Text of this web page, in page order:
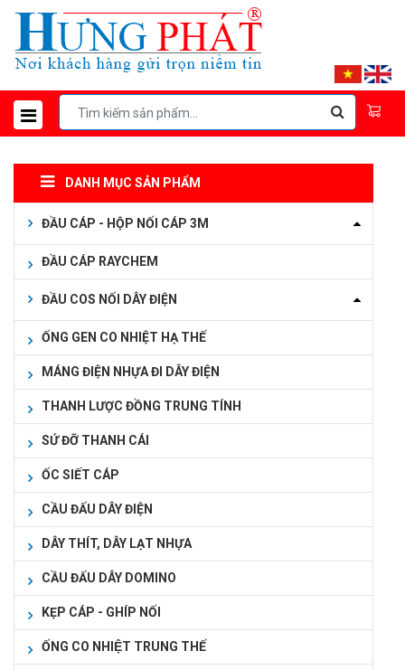
DANH MỤC SẢN PHẨM
ĐẦU CÁP - HỘP NỐI CÁP 3M
ĐẦU CÁP RAYCHEM
ĐẦU COS NỐI DÂY ĐIỆN
ỐNG GEN CO NHIỆT HẠ THẾ
MÁNG ĐIỆN NHỰA ĐI DÂY ĐIỆN
THANH LƯỢC ĐỒNG TRUNG TÍNH
SỨ ĐỠ THANH CÁI
ỐC SIẾT CÁP
CẦU ĐẤU DÂY ĐIỆN
DÂY THÍT, DÂY LẠT NHỰA
CẦU ĐẤU DÂY DOMINO
KẸP CÁP - GHÍP NỐI
ỐNG CO NHIỆT TRUNG THẾ